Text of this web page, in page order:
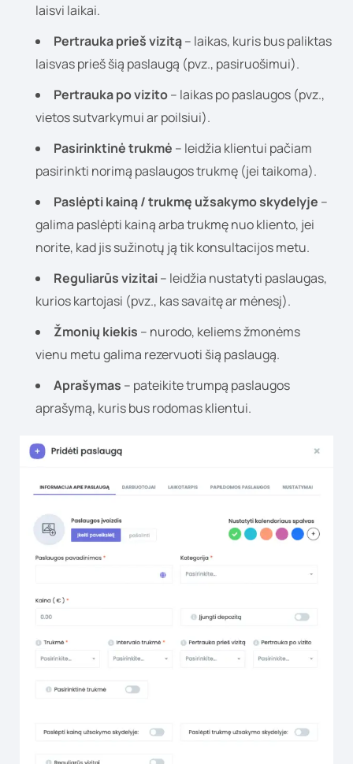
laisvi laikai.
Pertrauka prieš vizitą– laikas, kuris bus paliktas
laisvas prieš šią paslaugą (pvz., pasiruošimui).
Pertrauka po vizito– laikas po paslaugos (pvz.,
vietos sutvarkymui ar poilsiui).
Pasirinktinė trukmė – leidžia klientui pačiam
pasirinkti norimą paslaugos trukmę (jei taikoma).
Paslėpti kainą / trukmę užsakymo skydelyje –
galima paslėpti kainą arba trukmę nuo kliento, jei
norite, kad jis sužinotų ją tik konsultacijos metu.
Reguliarūs vizitai– leidžia nustatyti paslaugas,
kurios kartojasi (pvz., kas savaitę ar mėnesį).
Žmonių kiekis – nurodo, keliems žmonėms
vienu metu galima rezervuoti šią paslaugą.
Aprašymas – pateikite trumpą paslaugos
aprašymą, kuris bus rodomas klientui.